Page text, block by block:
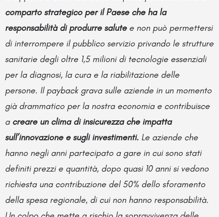
comparto strategico per il Paese che ha la
responsabilità di produrre salutee non può permettersi
di interrompere il pubblico servizio privando le strutture
sanitarie degli oltre 1,5 milioni di tecnologie essenziali
per la diagnosi, la cura e la riabilitazione delle
persone. Il payback grava sulle aziende in un momento
già drammatico per la nostra economia e contribuisce
a creare un clima di insicurezza che impatta
sull’innovazione e sugli investimenti. Le aziende che
hanno negli anni partecipato a gare in cui sono stati
definiti prezzi e quantità, dopo quasi 10 anni si vedono
richiesta una contribuzione del 50% dello sforamento
della spesa regionale, di cui non hanno responsabilità.